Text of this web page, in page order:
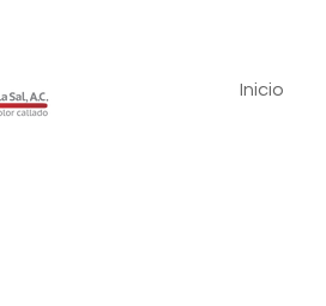
Inicio